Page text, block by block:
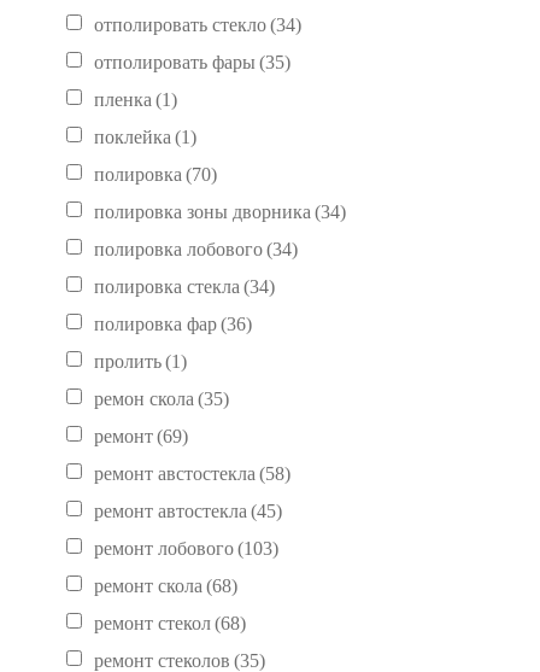
отполировать стекло(34)
отполировать фары (35)
пленка (1)
поклейка (1)
полировка (70)
полировка зоны дворника (34)
полировка лобового(34)
полировка стекла (34)
полировка фар(36)
пролить(1)
ремон скола (35)
ремонт(69)
ремонт австостекла (58)
ремонт автостекла (45)
ремонт лобового(103)
ремонт скола (68)
ремонт стекол(68)
ремонт стеколов (35)